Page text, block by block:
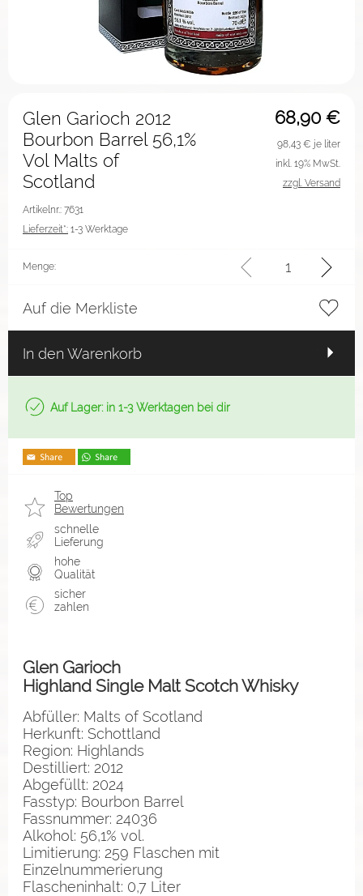
68,90 €
Glen Garioch 2012
Bourbon Barrel 56,1%
Vol Malts of
Scotland
Artikelnr.: 7631
Lieferzeit*: 1-3 Werktage
98,43 € je liter
inkl. 19% MwSt.
zzgl. Versand
Menge:
Auf die Merkliste
In den Warenkorb
Auf Lager: in 1-3 Werktagen bei dir
Top
Bewertungen
schnelle
Lieferung
hohe
Qualität
sicher
zahlen
Glen Garioch
Highland Single Malt Scotch Whisky
Abfüller: Malts of Scotland
Herkunft: Schottland
Region: Highlands
Destilliert: 2012
Abgefüllt: 2024
Fasstyp: Bourbon Barrel
Fassnummer: 24036
Alkohol: 56,1% vol.
Limitierung: 259 Flaschen mit
Einzelnummerierung
Flascheninhalt: 0,7 Liter